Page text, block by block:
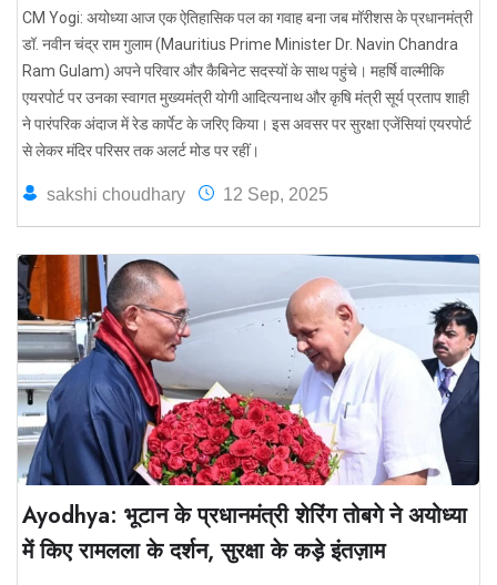
CM Yogi: अयोध्या आज एक ऐतिहासिक पल का गवाह बना जब मॉरीशस के प्रधानमंत्री
डॉ. नवीन चंद्र राम गुलाम (Mauritius Prime Minister Dr. Navin Chandra
Ram Gulam) अपने परिवार और कैबिनेट सदस्यों के साथ पहुंचे। महर्षि वाल्मीकि
एयरपोर्ट पर उनका स्वागत मुख्यमंत्री योगी आदित्यनाथ और कृषि मंत्री सूर्य प्रताप शाही
ने पारंपरिक अंदाज में रेड कार्पेट के जरिए किया। इस अवसर पर सुरक्षा एजेंसियां एयरपोर्ट
से लेकर मंदिर परिसर तक अलर्ट मोड पर रहीं।
sakshi choudhary 12 Sep, 2025
Ayodhya: भूटान के प्रधानमंत्री शेरिंग तोबगे ने अयोध्या
में किए रामलला के दर्शन, सुरक्षा के कड़े इंतज़ाम